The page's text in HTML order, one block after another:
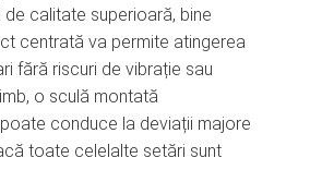
calitate superioară, bine
centrată va permite atingerea
fără riscuri de vibrație sau
o sculă montată
conduce la deviații majore
toate celelalte setări sunt